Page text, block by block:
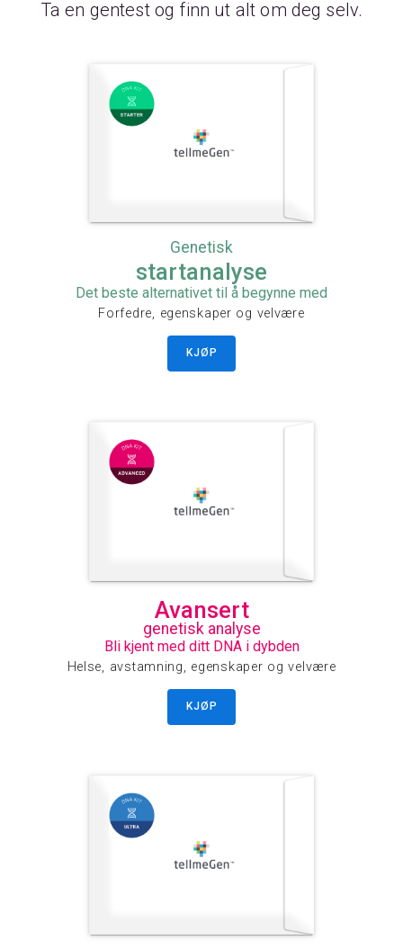
Ta en gentest og finn ut alt om deg selv.
Genetisk
startanalyse
Det beste alternativet til å begynne med
Forfedre, egenskaper og velvære
KJØP
Avansert
genetisk analyse
Bli kjent med ditt DNA i dybden
Helse, avstamning, egenskaper og velvære
KJØP